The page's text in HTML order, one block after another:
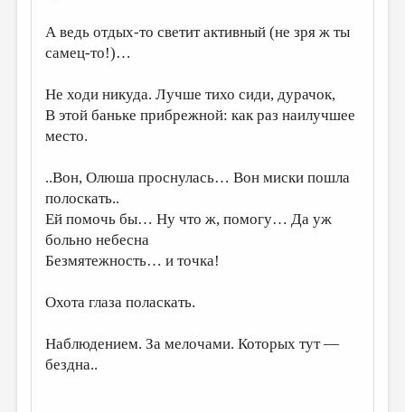
ПУБЛИЦИСТИКА
ЦИКЛЫ ПУБЛИКАЦИЙ
ТРЕДИАКОВСКИЙ
ВКОНТАКТЕ
А ведь отдых-то светит активный (не зря ж ты
самец-то!)…
Не ходи никуда. Лучше тихо сиди, дурачок,
В этой баньке прибрежной: как раз наилучшее
место.
..Вон, Олюша проснулась… Вон миски пошла
полоскать..
Ей помочь бы… Ну что ж, помогу… Да уж
больно небесна
Безмятежность… и точка!
Охота глаза поласкать.
Наблюдением. За мелочами. Которых тут —
бездна..